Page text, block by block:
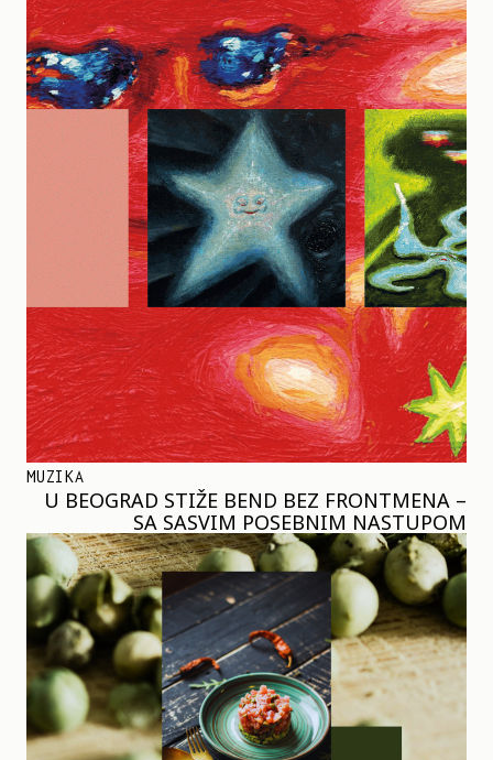
MUZIKA
U BEOGRAD STIŽE BEND BEZ FRONTMENA –
SA SASVIM POSEBNIM NASTUPOM